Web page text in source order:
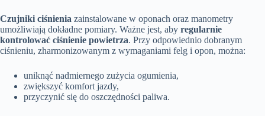
Czujniki ciśnienia zainstalowane w oponach oraz manometry
umożliwiają dokładne pomiary. Ważne jest, aby regularnie
kontrolować ciśnienie powietrza. Przy odpowiednio dobranym
ciśnieniu, zharmonizowanym z wymaganiami felg i opon, można:
uniknąć nadmiernego zużycia ogumienia,
zwiększyć komfort jazdy,
przyczynić się do oszczędności paliwa.